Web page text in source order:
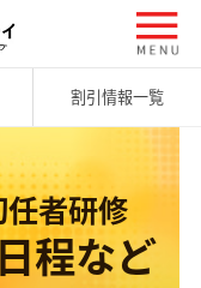
割引情報一覧
者研修
程など